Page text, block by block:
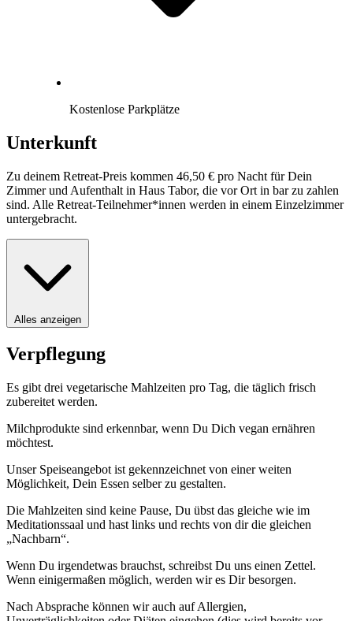
Kostenlose Parkplätze
Unterkunft
Zu deinem Retreat-Preis kommen 46,50 € pro Nacht für Dein
Zimmer und Aufenthalt in Haus Tabor, die vor Ort in bar zu zahlen
sind. Alle Retreat-Teilnehmer*innen werden in einem Einzelzimmer
untergebracht.
Alles anzeigen
Verpflegung
Es gibt drei vegetarische Mahlzeiten pro Tag, die täglich frisch
zubereitet werden.
Milchprodukte sind erkennbar, wenn Du Dich vegan ernähren
möchtest.
Unser Speiseangebot ist gekennzeichnet von einer weiten
Möglichkeit, Dein Essen selber zu gestalten.
Die Mahlzeiten sind keine Pause, Du übst das gleiche wie im
Meditationssaal und hast links und rechts von dir die gleichen
„Nachbarn“.
Wenn Du irgendetwas brauchst, schreibst Du uns einen Zettel.
Wenn einigermaßen möglich, werden wir es Dir besorgen.
Nach Absprache können wir auch auf Allergien,